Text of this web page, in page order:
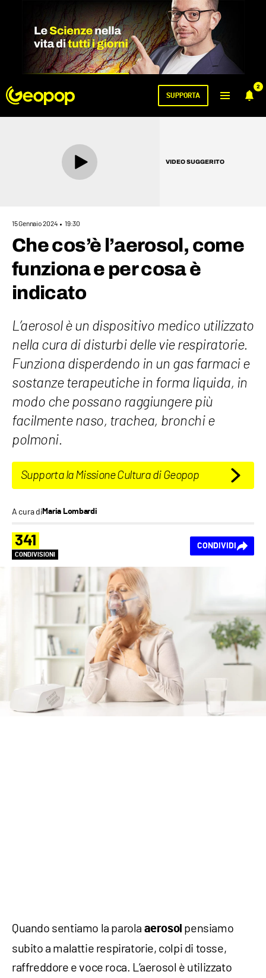
2
SUPPORTA
VIDEO SUGGERITO
15 Gennaio 2024 19:30
Che cos’è l’aerosol, come
funziona e per cosa è
indicato
L’aerosol è un dispositivo medico utilizzato
nella cura di disturbi delle vie respiratorie.
Funziona disperdendo in un gas farmaci e
sostanze terapeutiche in forma liquida, in
modo che possano raggiungere più
facilmente naso, trachea, bronchi e
polmoni.
Supporta la Missione Cultura di Geopop
A cura diMaria Lombardi
341
CONDIVISIONI
CONDIVIDI
Quando sentiamo la parola aerosol pensiamo
subito a malattie respiratorie, colpi di tosse,
raffreddore e voce roca. L’aerosol è utilizzato